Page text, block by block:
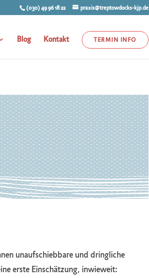
(030) 49 96 18 22 praxis@treptowdocks-kjp.de
Blog Kontakt TERMIN INFO
unaufschiebbare und dringliche
erste Einschätzung, inwieweit: